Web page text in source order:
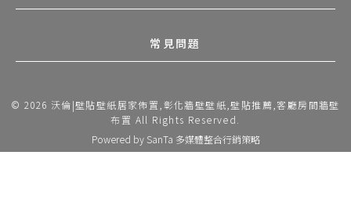
常見問題
© 2026 沃倫|壁貼壁紙居家佈置,彰化牆壁壁紙,壁貼推薦,客廳房間牆壁
布置 All Rights Reserved.
Powered by SanTa 多媒體整合行銷策略